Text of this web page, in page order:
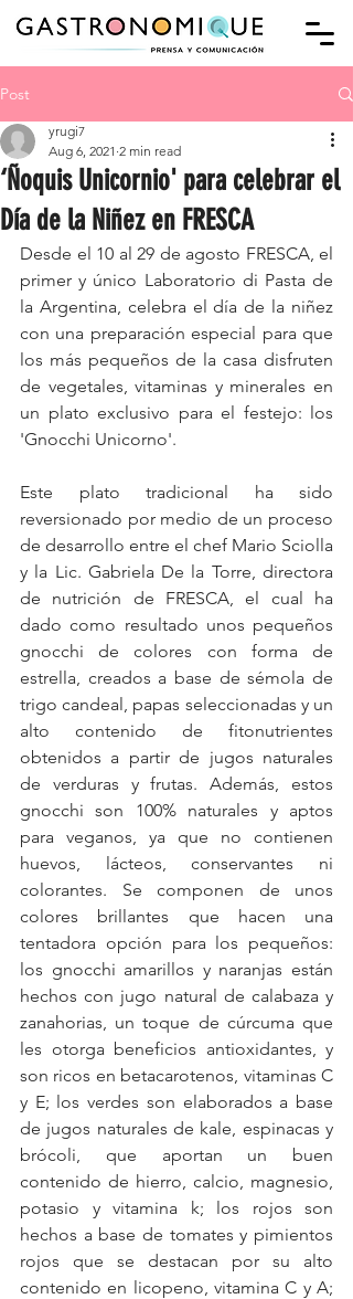
Post
‘Ñoquis Unicornio' para celebrar el
Día de la Niñez en FRESCA
yrugi7
Aug 6, 2021 2 min read
Desde el 10 al 29 de agosto FRESCA, el
primer y único Laboratorio di Pasta de
la Argentina, celebra el día de la niñez
con una preparación especial para que
los más pequeños de la casa disfruten
de vegetales, vitaminas y minerales en
un plato exclusivo para el festejo: los
'Gnocchi Unicorno'.
Este plato tradicional ha sido
reversionado por medio de un proceso
de desarrollo entre el chef Mario Sciolla
y la Lic. Gabriela De la Torre, directora
de nutrición de FRESCA, el cual ha
dado como resultado unos pequeños
gnocchi de colores con forma de
estrella, creados a base de sémola de
trigo candeal, papas seleccionadas y un
alto contenido de fitonutrientes
obtenidos a partir de jugos naturales
de verduras y frutas. Además, estos
gnocchi son 100% naturales y aptos
para veganos, ya que no contienen
huevos, lácteos, conservantes ni
colorantes. Se componen de unos
colores brillantes que hacen una
tentadora opción para los pequeños:
los gnocchi amarillos y naranjas están
hechos con jugo natural de calabaza y
zanahorias, un toque de cúrcuma que
les otorga beneficios antioxidantes, y
son ricos en betacarotenos, vitaminas C
y E; los verdes son elaborados a base
de jugos naturales de kale, espinacas y
brócoli, que aportan un buen
contenido de hierro, calcio, magnesio,
potasio y vitamina k; los rojos son
hechos a base de tomates y pimientos
rojos que se destacan por su alto
contenido en licopeno, vitamina C y A;